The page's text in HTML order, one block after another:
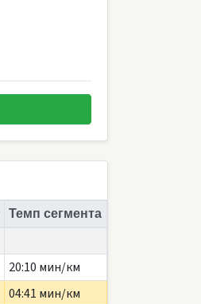
Темп сегмента
20:10 мин/км
04:41 мин/км